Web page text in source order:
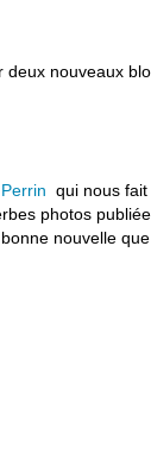
nouveaux
qui nous
photos
nouvelle